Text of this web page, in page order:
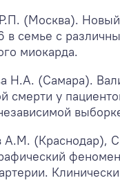
(Москва). Новый
в семье с
миокарда.
Н.А. (Самара).
смерти у
А.М. (Краснодар),